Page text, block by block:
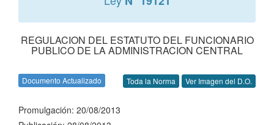
REGULACION DEL ESTATUTO DEL FUNCIONARIO
PUBLICO DE LA ADMINISTRACION CENTRAL
Documento Actualizado Toda la Norma Ver Imagen del D.O.
Promulgación: 20/08/2013